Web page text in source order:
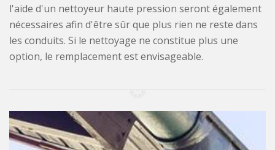
l'aide d'un nettoyeur haute pression seront également
nécessaires afin d'être sûr que plus rien ne reste dans
les conduits. Si le nettoyage ne constitue plus une
option, le remplacement est envisageable.